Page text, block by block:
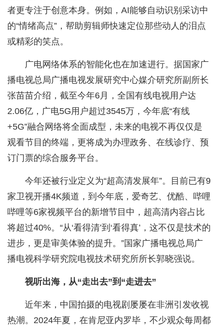
者更专注于创意本身。例如，AI能够自动识别采访中
的“情绪高点”，帮助剪辑师快速定位那些动人的泪点
或精彩的笑点。
广电网络体系的智能化也在加速进行。据国家广
播电视总局广播电视发展研究中心媒介研究所副所长
张苗苗介绍，截至今年6月，全国有线电视用户达
2.06亿，广电5G用户超过3545万，今年底“有线
+5G”融合网络将全面成型，未来的电视不再仅仅是
观看节目的终端，更将成为办理政务、在线诊疗、预
订门票的综合服务平台。
今年还被行业定义为“超高清发展年”。目前已有9
家卫视开播4K频道，到今年底，爱奇艺、优酷、哔哩
哔哩等6家视频平台的新增节目中，超高清内容占比
将超过40%。“从‘看得清’到‘看得真’，这不仅是技术的
进步，更是审美体验的提升。”国家广播电视总局广
播电视科学研究院电视技术研究所所长郭晓强说。
视听出海，从“走出去”到“走进去”
近年来，中国拍摄的电视剧屡屡在非洲引发收视
热潮。2024年夏，在肯尼亚内罗毕，不少观众每周都